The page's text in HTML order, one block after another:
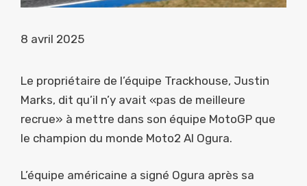
8 avril 2025
Le propriétaire de l’équipe Trackhouse, Justin
Marks, dit qu’il n’y avait «pas de meilleure
recrue» à mettre dans son équipe MotoGP que
le champion du monde Moto2 AI Ogura.
L’équipe américaine a signé Ogura après sa